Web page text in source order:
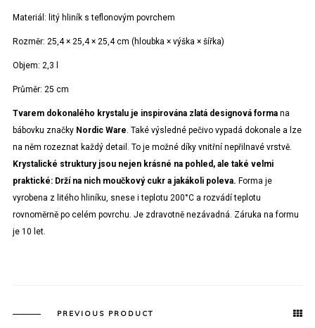
Materiál: litý hliník s teflonovým povrchem
Rozměr: 25,4 × 25,4 × 25,4 cm (hloubka × výška × šířka)
Objem: 2,3 l
Průměr: 25 cm
Tvarem dokonalého krystalu je inspirována zlatá designová formana
bábovku značkyNordic Ware . Také výsledné pečivo vypadá dokonale a lze
na něm rozeznat každý detail. To je možné díky vnitřní nepřilnavé vrstvě.
Krystalické struktury jsou nejen krásné na pohled, ale také velmi
praktické: Drží na nich moučkový cukr a jakákoli poleva. Forma je
vyrobena z litého hliníku, snese i teplotu 200°C a rozvádí teplotu
rovnoměrně po celém povrchu. Je zdravotně nezávadná. Záruka na formu
je 10 let.
PREVIOUS PRODUCT